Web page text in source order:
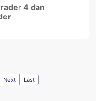
4 dan
Next Last